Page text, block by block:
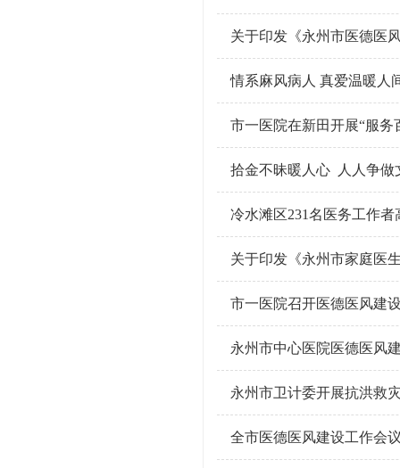
关于印发《永州市医德医
情系麻风病人 真爱温暖人
市一医院在新田开展“服
拾金不昧暖人心 人人争做
冷水滩区231名医务工作者
关于印发《永州市家庭医
市一医院召开医德医风建
永州市中心医院医德医风
永州市卫计委开展抗洪救
全市医德医风建设工作会